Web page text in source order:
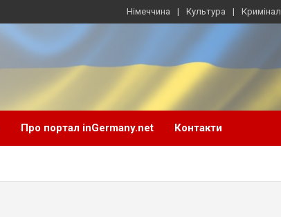
Німеччина Культура Кримінал
Про портал inGermany.net Контакти